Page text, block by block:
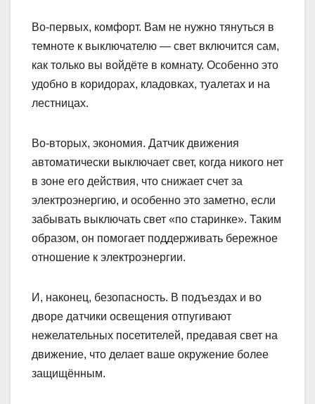
Во-первых, комфорт. Вам не нужно тянуться в
темноте к выключателю — свет включится сам,
как только вы войдёте в комнату. Особенно это
удобно в коридорах, кладовках, туалетах и на
лестницах.
Во-вторых, экономия. Датчик движения
автоматически выключает свет, когда никого нет
в зоне его действия, что снижает счет за
электроэнергию, и особенно это заметно, если
забывать выключать свет «по старинке». Таким
образом, он помогает поддерживать бережное
отношение к электроэнергии.
И, наконец, безопасность. В подъездах и во
дворе датчики освещения отпугивают
нежелательных посетителей, предавая свет на
движение, что делает ваше окружение более
защищённым.